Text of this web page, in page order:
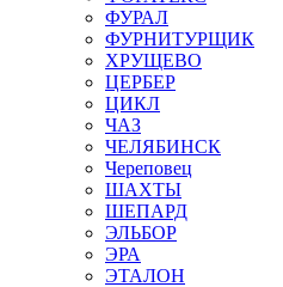
ФУРАЛ
ФУРНИТУРЩИК
ХРУЩЕВО
ЦЕРБЕР
ЦИКЛ
ЧАЗ
ЧЕЛЯБИНСК
Череповец
ШАХТЫ
ШЕПАРД
ЭЛЬБОР
ЭРА
ЭТАЛОН